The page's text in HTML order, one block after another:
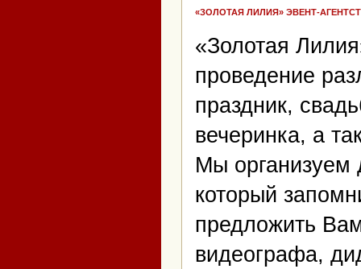
«ЗОЛОТАЯ ЛИЛИЯ» ЭВЕНТ-
«Золотая
проведение
праздник,
вечеринка, а
Мы организуем
который
предложить
видеографа,